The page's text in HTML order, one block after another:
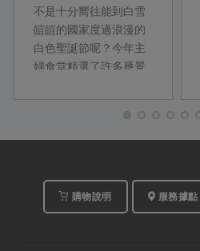
不是十分嚮往能到白雪
皚皚的國家度過浪漫的
白色聖誕節呢？今年主
婦食堂精選了許多應景
過運用合作社的食材，
在餐桌上也能與心愛的
家人共度充滿浪漫氣氛
購物說明 服務據點